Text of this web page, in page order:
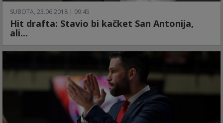
SUBOTA, 23.06.2018 | 09:45
Hit drafta: Stavio bi kačket San Antonija,
ali...